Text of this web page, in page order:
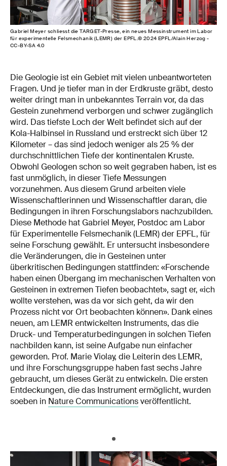
Gabriel Meyer schliesst die TARGET-Presse, ein neues Messinstrument im Labor
für experimentelle Felsmechanik (LEMR) der EPFL.© 2024 EPFL/Alain Herzog -
CC-BY-SA 4.0
Die Geologie ist ein Gebiet mit vielen unbeantworteten
Fragen. Und je tiefer man in der Erdkruste gräbt, desto
weiter dringt man in unbekanntes Terrain vor, da das
Gestein zunehmend verborgen und schwer zugänglich
wird. Das tiefste Loch der Welt befindet sich auf der
Kola-Halbinsel in Russland und erstreckt sich über 12
Kilometer – das sind jedoch weniger als 25 % der
durchschnittlichen Tiefe der kontinentalen Kruste.
Obwohl Geologen schon so weit gegraben haben, ist es
fast unmöglich, in dieser Tiefe Messungen
vorzunehmen. Aus diesem Grund arbeiten viele
Wissenschaftlerinnen und Wissenschaftler daran, die
Bedingungen in ihren Forschungslabors nachzubilden.
Diese Methode hat Gabriel Meyer, Postdoc am Labor
für Experimentelle Felsmechanik (LEMR) der EPFL, für
seine Forschung gewählt. Er untersucht insbesondere
die Veränderungen, die in Gesteinen unter
überkritischen Bedingungen stattfinden: «Forschende
haben einen Übergang im mechanischen Verhalten von
Gesteinen in extremen Tiefen beobachtet», sagt er, «ich
wollte verstehen, was da vor sich geht, da wir den
Prozess nicht vor Ort beobachten können». Dank eines
neuen, am LEMR entwickelten Instruments, das die
Druck- und Temperaturbedingungen in solchen Tiefen
nachbilden kann, ist seine Aufgabe nun einfacher
geworden. Prof. Marie Violay, die Leiterin des LEMR,
und ihre Forschungsgruppe haben fast sechs Jahre
gebraucht, um dieses Gerät zu entwickeln. Die ersten
Entdeckungen, die das Instrument ermöglicht, wurden
soeben in Nature Communicationsveröffentlicht.